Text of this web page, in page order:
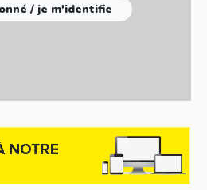
/ je m'identifie